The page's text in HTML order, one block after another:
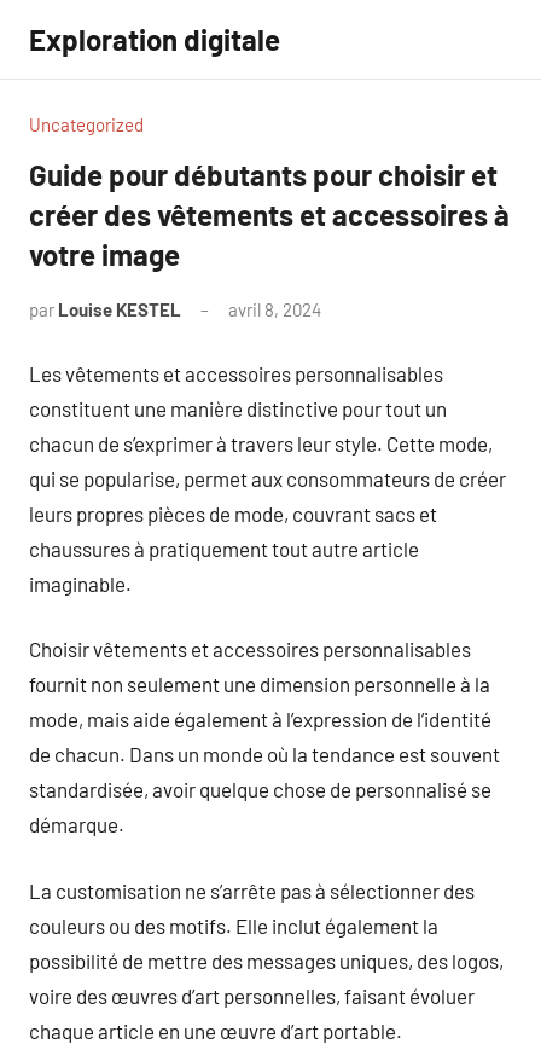
contenu
Exploration digitale
Uncategorized
Guide pour débutants pour choisir et
créer des vêtements et accessoires à
votre image
par Louise KESTEL avril 8, 2024
Les vêtements et accessoires personnalisables
constituent une manière distinctive pour tout un
chacun de s’exprimer à travers leur style. Cette mode,
qui se popularise, permet aux consommateurs de créer
leurs propres pièces de mode, couvrant sacs et
chaussures à pratiquement tout autre article
imaginable.
Choisir vêtements et accessoires personnalisables
fournit non seulement une dimension personnelle à la
mode, mais aide également à l’expression de l’identité
de chacun. Dans un monde où la tendance est souvent
standardisée, avoir quelque chose de personnalisé se
démarque.
La customisation ne s’arrête pas à sélectionner des
couleurs ou des motifs. Elle inclut également la
possibilité de mettre des messages uniques, des logos,
voire des œuvres d’art personnelles, faisant évoluer
chaque article en une œuvre d’art portable.